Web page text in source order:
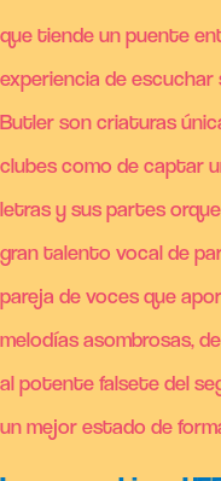
que tiende un puente
experiencia de escuchar
Butler son criaturas
clubes como de captar
letras y sus partes
gran talento vocal de
pareja de voces que
melodías asombrosas,
al potente falsete del
un mejor estado de